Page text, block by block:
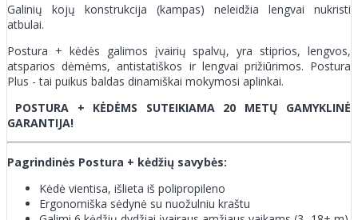
Galinių kojų konstrukcija (kampas) neleidžia lengvai nukristi
atbulai.
Postura + kėdės galimos įvairių spalvų, yra stiprios, lengvos,
atsparios dėmėms, antistatiškos ir lengvai prižiūrimos. Postura
Plus - tai puikus baldas dinamiškai mokymosi aplinkai.
POSTURA + KĖDĖMS SUTEIKIAMA 20 METŲ GAMYKLINĖ
GARANTIJA!
Pagrindinės Postura + kėdžių savybės:
Kėdė vientisa, išlieta iš polipropileno
Ergonomiška sėdynė su nuožulniu kraštu